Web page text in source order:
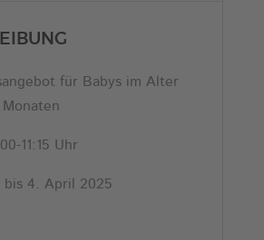
:
für Babys im Alter
11:15 Uhr
bis 4. April 2025